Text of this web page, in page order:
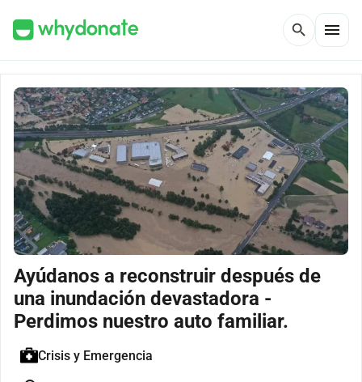
search menu
Ayúdanos a reconstruir después de
una inundación devastadora -
Perdimos nuestro auto familiar.
Crisis y Emergencia